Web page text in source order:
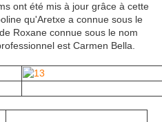
ont été mis à jour grâce à cette
qu'Aretxe a connue sous le
Roxane connue sous le nom
est Carmen Bella.